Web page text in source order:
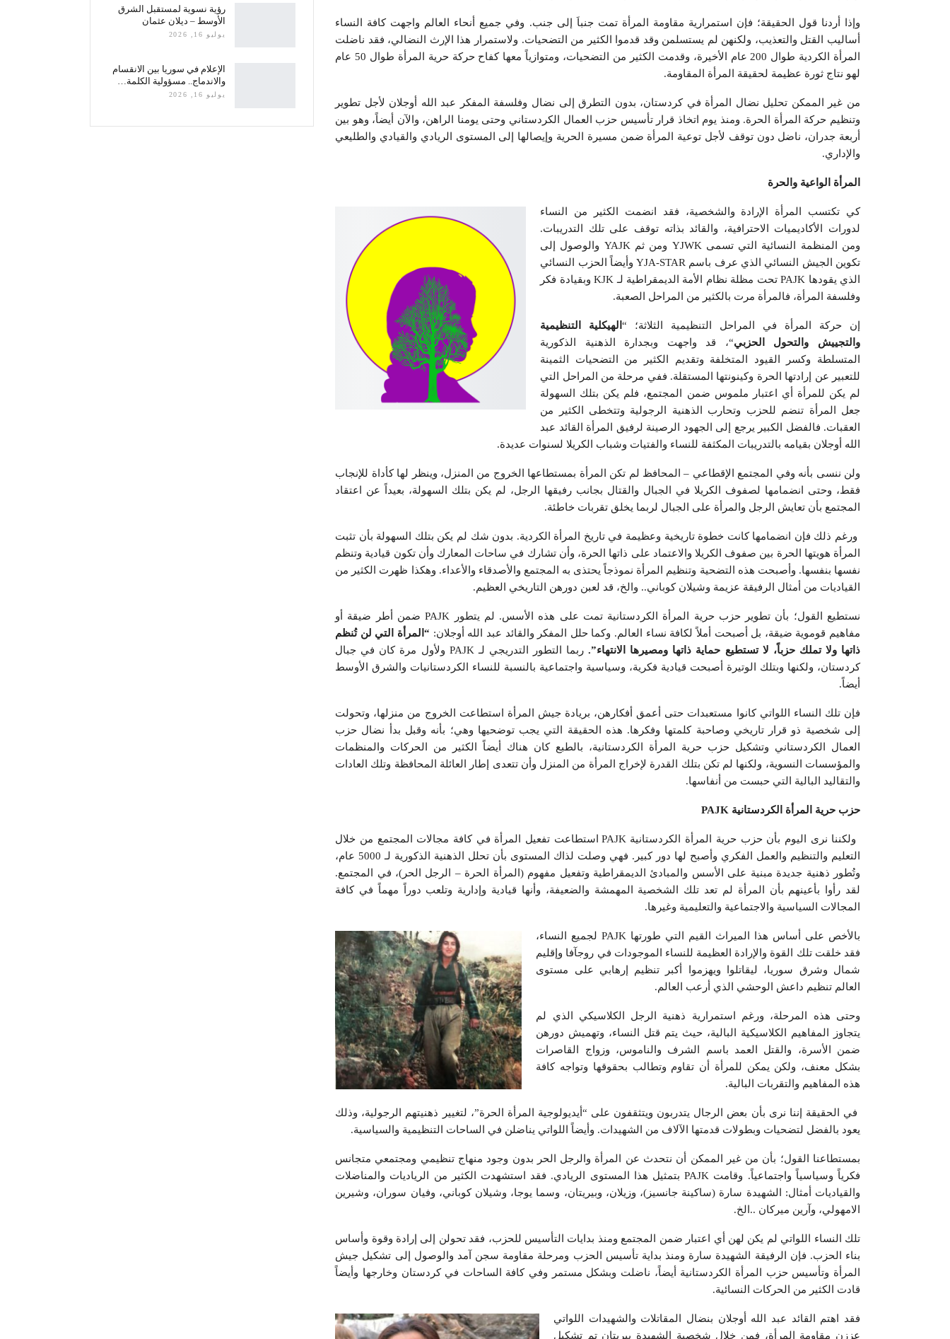
وإذا أردنا قول الحقيقة؛ فإن استمرارية مقاومة المرأة تمت جنباَ إلى جنب. وفي جميع أنحاء العالم واجهت كافة النساء
أساليب القتل والتعذيب، ولكنهن لم يستسلمن وقد قدموا الكثير من التضحيات. ولاستمرار هذا الإرث النضالي، فقد ناضلت
المرأة الكردية طوال 200 عام الأخيرة، وقدمت الكثير من التضحيات، ومتوازياً معها كفاح حركة حرية المرأة طوال 50 عام
لهو نتاج ثورة عظيمة لحقيقة المرأة المقاومة.
من غير الممكن تحليل نضال المرأة في كردستان، بدون التطرق إلى نضال وفلسفة المفكر عبد الله أوجلان لأجل تطوير
وتنظيم حركة المرأة الحرة. ومنذ يوم اتخاذ قرار تأسيس حزب العمال الكردستاني وحتى يومنا الراهن، والآن أيضاً، وهو بين
أربعة جدران، ناضل دون توقف لأجل توعية المرأة ضمن مسيرة الحرية وإيصالها إلى المستوى الريادي والقيادي والطليعي
والإداري.
المرأة الواعية والحرة
كي تكتسب المرأة الإرادة والشخصية، فقد انضمت الكثير من النساء
لدورات الأكاديميات الاحترافية، والقائد بذاته توقف على تلك التدريبات.
ومن المنظمة النسائية التي تسمى YJWK ومن ثم YAJK والوصول إلى
تكوين الجيش النسائي الذي عرف باسم YJA-STAR وأيضاً الحزب النسائي
الذي يقودها PAJK تحت مظلة نظام الأمة الديمقراطية لـ KJK وبقيادة فكر
وفلسفة المرأة، فالمرأة مرت بالكثير من المراحل الصعبة.
إن حركة المرأة في المراحل التنظيمية الثلاثة؛ “الهيكلية التنظيمية
والتجييش والتحول الحزبي“، قد واجهت وبجدارة الذهنية الذكورية
المتسلطة وكسر القيود المتخلفة وتقديم الكثير من التضحيات الثمينة
للتعبير عن إرادتها الحرة وكينونتها المستقلة. ففي مرحلة من المراحل التي
لم يكن للمرأة أي اعتبار ملموس ضمن المجتمع، فلم يكن بتلك السهولة
جعل المرأة تنضم للحزب وتحارب الذهنية الرجولية وتتخطى الكثير من
العقبات. فالفضل الكبير يرجع إلى الجهود الرصينة لرفيق المرأة القائد عبد
الله أوجلان بقيامه بالتدريبات المكثفة للنساء والفتيات وشباب الكريلا لسنوات عديدة.
ولن ننسى بأنه وفي المجتمع الإقطاعي – المحافظ لم تكن المرأة بمستطاعها الخروج من المنزل، وينظر لها كأداة للإنجاب
فقط، وحتى انضمامها لصفوف الكريلا في الجبال والقتال بجانب رفيقها الرجل، لم يكن بتلك السهولة، بعيداً عن اعتقاد
المجتمع بأن تعايش الرجل والمرأة على الجبال لربما يخلق تقربات خاطئة.
ورغم ذلك فإن انضمامها كانت خطوة تاريخية وعظيمة في تاريخ المرأة الكردية. بدون شك لم يكن بتلك السهولة بأن تثبت
المرأة هويتها الحرة بين صفوف الكريلا والاعتماد على ذاتها الحرة، وأن تشارك في ساحات المعارك وأن تكون قيادية وتنظم
نفسها بنفسها. وأصبحت هذه التضحية وتنظيم المرأة نموذجاً يحتذى به المجتمع والأصدقاء والأعداء. وهكذا ظهرت الكثير من
القياديات من أمثال الرفيقة عزيمة وشيلان كوباني.. والخ، قد لعبن دورهن التاريخي العظيم.
نستطيع القول؛ بأن تطوير حزب حرية المرأة الكردستانية تمت على هذه الأسس. لم يتطور PAJK ضمن أطر ضيقة أو
مفاهيم قوموية ضيقة، بل أصبحت أملاً لكافة نساء العالم. وكما حلل المفكر والقائد عبد الله أوجلان: “المرأة التي لن تُنظم
ذاتها ولا تملك حزباً، لا تستطيع حماية ذاتها ومصيرها الانتهاء”.
ربما التطور التدريجي لـ PAJK ولأول مرة كان في جبال
كردستان، ولكنها وبتلك الوتيرة أصبحت قيادية فكرية، وسياسية واجتماعية بالنسبة للنساء الكردستانيات والشرق الأوسط
أيضاً.
فإن تلك النساء اللواتي كانوا مستعبدات حتى أعمق أفكارهن، بريادة جيش المرأة استطاعت الخروج من منزلها، وتحولت
إلى شخصية ذو قرار تاريخي وصاحبة كلمتها وفكرها. هذه الحقيقة التي يجب توضحيها وهي؛ بأنه وقبل بدأ نضال حزب
العمال الكردستاني وتشكيل حزب حرية المرأة الكردستانية، بالطبع كان هناك أيضاً الكثير من الحركات والمنظمات
والمؤسسات النسوية، ولكنها لم تكن بتلك القدرة لإخراج المرأة من المنزل وأن تتعدى إطار العائلة المحافظة وتلك العادات
والتقاليد البالية التي حبست من أنفاسها.
حزب حرية المرأة الكردستانية PAJK
ولكننا نرى اليوم بأن حزب حرية المرأة الكردستانية PAJK استطاعت تفعيل المرأة في كافة مجالات المجتمع من خلال
التعليم والتنظيم والعمل الفكري وأصبح لها دور كبير. فهي وصلت لذاك المستوى بأن تحلل الذهنية الذكورية لـ 5000 عام،
وتُطور ذهنية جديدة مبنية على الأسس والمبادئ الديمقراطية وتفعيل مفهوم (المرأة الحرة – الرجل الحر)، في المجتمع.
لقد رأوا بأعينهم بأن المرأة لم تعد تلك الشخصية المهمشة والضعيفة، وأنها قيادية وإدارية وتلعب دوراً مهماً في كافة
المجالات السياسية والاجتماعية والتعليمية وغيرها.
بالأخص على أساس هذا الميراث القيم التي طورتها PAJK لجميع النساء،
فقد خلقت تلك القوة والإرادة العظيمة للنساء الموجودات في روجآفا وإقليم
شمال وشرق سوريا، ليقاتلوا ويهزموا أكبر تنظيم إرهابي على مستوى
العالم تنظيم داعش الوحشي الذي أرعب العالم.
وحتى هذه المرحلة، ورغم استمرارية ذهنية الرجل الكلاسيكي الذي لم
يتجاوز المفاهيم الكلاسيكية البالية، حيث يتم قتل النساء، وتهميش دورهن
ضمن الأسرة، والقتل العمد باسم الشرف والناموس، وزواج القاصرات
بشكل معنف، ولكن يمكن للمرأة أن تقاوم وتطالب بحقوقها وتواجه كافة
هذه المفاهيم والتقربات البالية.
في الحقيقة إننا نرى بأن بعض الرجال يتدربون ويتثقفون على “أيديولوجية المرأة الحرة”، لتغيير ذهنيتهم الرجولية، وذلك
يعود بالفضل لتضحيات وبطولات قدمتها الآلاف من الشهيدات. وأيضاً اللواتي يناضلن في الساحات التنظيمية والسياسية.
بمستطاعنا القول؛ بأن من غير الممكن أن نتحدث عن المرأة والرجل الحر بدون وجود منهاج تنظيمي ومجتمعي متجانس
فكرياً وسياسياً واجتماعياً. وقامت PAJK بتمثيل هذا المستوى الريادي. فقد استشهدت الكثير من الرياديات والمناضلات
والقياديات أمثال: الشهيدة سارة (ساكينة جانسيز)، وزيلان، وبيريتان، وسما يوجا، وشيلان كوباني، وفيان سوران، وشيرين
الامهولي، وآرين ميركان ..الخ.
تلك النساء اللواتي لم يكن لهن أي اعتبار ضمن المجتمع ومنذ بدايات التأسيس للحزب، فقد تحولن إلى إرادة وقوة وأساس
بناء الحزب. فإن الرفيقة الشهيدة سارة ومنذ بداية تأسيس الحزب ومرحلة مقاومة سجن آمد والوصول إلى تشكيل جيش
المرأة وتأسيس حزب المرأة الكردستانية أيضاً، ناضلت وبشكل مستمر وفي كافة الساحات في كردستان وخارجها وأيضاً
قادت الكثير من الحركات النسائية.
فقد اهتم القائد عبد الله أوجلان بنضال المقاتلات والشهيدات اللواتي
عززن مقاومة المرأة، فمن خلال شخصية الشهيدة بيريتان تم تشكيل
رؤية نسوية لمستقبل الشرق
الأوسط – ديلان عثمان
يوليو 16, 2026
الإعلام في سوريا بين الانقسام
والاندماج.. مسؤولية الكلمة…
يوليو 16, 2026